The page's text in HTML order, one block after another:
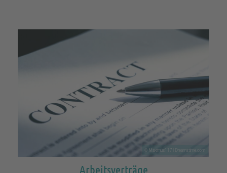
© Maximus117 | Dreamstime.com
Arbeitsverträge